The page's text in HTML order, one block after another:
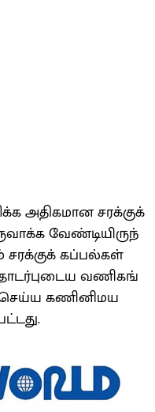
அதிகமான சரக்​குக்
வேண்​டி​யிருந்​
சரக்​குக் கப்பல்கள்
வணிகங்​
கணினிமய​